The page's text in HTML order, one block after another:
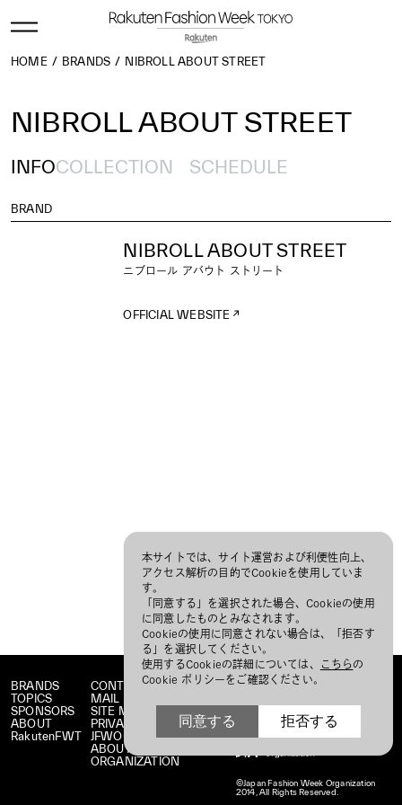
HOME BRANDS NIBROLL ABOUT STREET
NIBROLL ABOUT STREET
INFOCOLLECTION SCHEDULE
BRAND
NIBROLL ABOUT STREET
ニブロール アバウト ストリート
OFFICIAL WEBSITE
BRANDS
TOPICS
SPONSORS
ABOUT
RakutenFWT
CONTACT
MAIL MAGAZINE
SITE MAP
PRIVACY POLICY
JFWO LINK
ABOUT JFW
ORGANIZATION
©Japan Fashion Week Organization
2014, All Rights Reserved.
本サイトでは、サイト運営および利便性向上、
アクセス解析の目的でCookieを使用していま
す。
「同意する」を選択された場合、Cookieの使用
に同意したものとみなされます。
Cookieの使用に同意されない場合は、「拒否す
る」を選択してください。
使用するCookieの詳細については、
こちらの
Cookie ポリシーをご確認ください。
同意する 拒否する